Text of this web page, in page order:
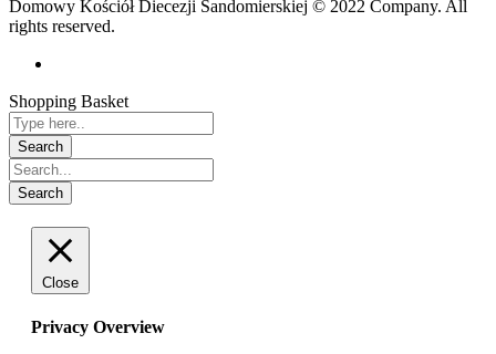
Domowy Kościół Diecezji Sandomierskiej © 2022 Company. All
rights reserved.
Shopping Basket
Close
Privacy Overview